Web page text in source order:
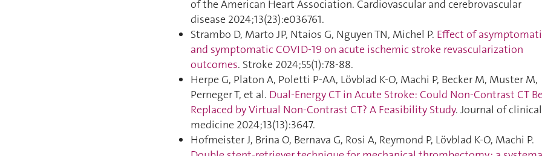
of the American Heart Association. Cardiovascular and cerebrovascular
disease 2024;13(23):e036761.
Strambo D, Marto JP, Ntaios G, Nguyen TN, Michel P. Effect of
and symptomatic COVID-19 on acute ischemic stroke revascularization
outcomes. Stroke 2024;55(1):78‑88.
Herpe G, Platon A, Poletti P-AA, Lövblad K-O, Machi P, Becker M, Muster M,
Perneger T, et al. Dual-Energy CT in Acute Stroke: Could Non-Contrast CT
Replaced by Virtual Non-Contrast CT? A Feasibility Study. Journal of clinical
medicine 2024;13(13):3647.
Hofmeister J, Brina O, Bernava G, Rosi A, Reymond P, Lövblad K-O, Machi P.